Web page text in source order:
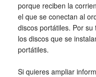
porque reciben la
el que se conectan al
discos portátiles. Por
los discos que se
portátiles.
Si quieres ampliar